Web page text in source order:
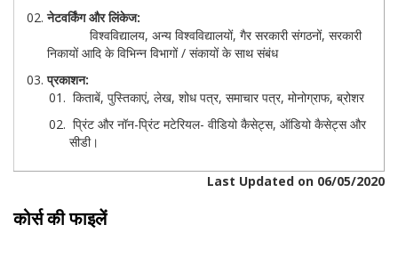
नेटवर्किंग और लिंकेज:
विश्वविद्यालय, अन्य विश्वविद्यालयों, गैर सरकारी संगठनों, सरकारी
निकायों आदि के विभिन्न विभागों / संकायों के साथ संबंध
प्रकाशन:
किताबें, पुस्तिकाएं, लेख, शोध पत्र, समाचार पत्र, मोनोग्राफ, ब्रोशर
प्रिंट और नॉन-प्रिंट मटेरियल- वीडियो कैसेट्स, ऑडियो कैसेट्स और
सीडी।
Last Updated on 06/05/2020
कोर्स की फाइलें